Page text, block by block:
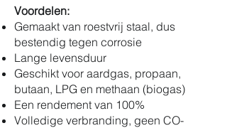
Voordelen:
Gemaakt van roestvrij staal, dus
bestendig tegen corrosie
Lange levensduur
Geschikt voor aardgas, propaan,
butaan, LPG en methaan (biogas)
Een rendement van 100%
Volledige verbranding, geen CO-